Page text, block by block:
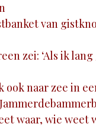
van
zei: ‘Als ik
ook naar zee in
waar, wie weet